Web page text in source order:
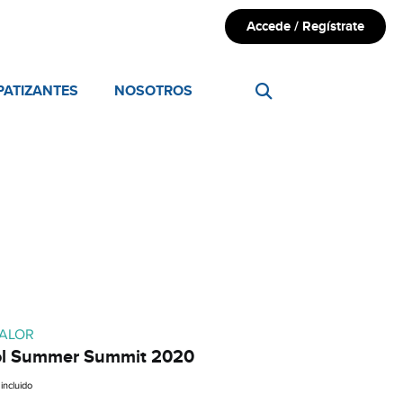
Accede / Regístrate
NOSOTROS
Summer Summit 2020